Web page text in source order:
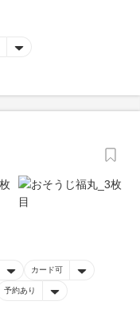
カード可
予約あり